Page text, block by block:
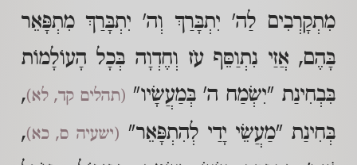
מִתְקָרְבִים לַה' יִתְבָּרַךְ וְה' יִתְבָּרַךְ מִתְפָּאֵר
בָּהֶם, אֲזַי נִתְוַסֵּף עֹז וְחֶדְוָה בְּכָל הָעוֹלָמוֹת
בִּבְחִינַת "יִשְׂמַח ה' בְּמַעֲשָׂיו" (תהלים קד, לא),
בְּחִינַת "מַעֲשֵׂי יָדַי לְהִתְפָּאֵר" (ישעיה ס, כא),